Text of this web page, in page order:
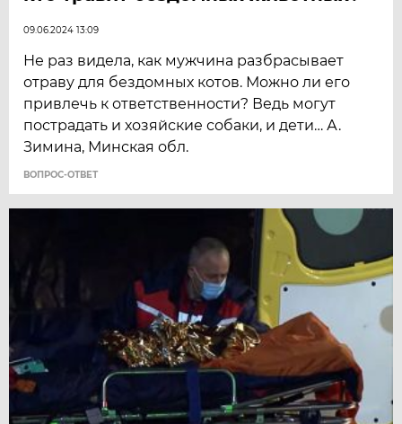
09.06.2024 13:09
Не раз видела, как мужчина разбрасывает
отраву для бездомных котов. Можно ли его
привлечь к ответственности? Ведь могут
пострадать и хозяйские собаки, и дети… А.
Зимина, Минская обл.
ВОПРОС-ОТВЕТ